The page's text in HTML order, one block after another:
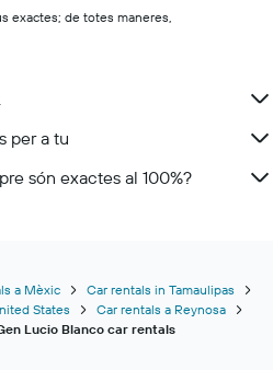
exactes; de totes maneres,
per a tu
són exactes al 100%?
a Mèxic
Car rentals in Tamaulipas
States
Car rentals a Reynosa
Lucio Blanco car rentals